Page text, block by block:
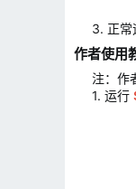
3. 正常
作者使用
注：作
1. 运行